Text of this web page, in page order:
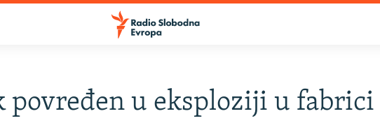
povređen u eksploziji u fabrici